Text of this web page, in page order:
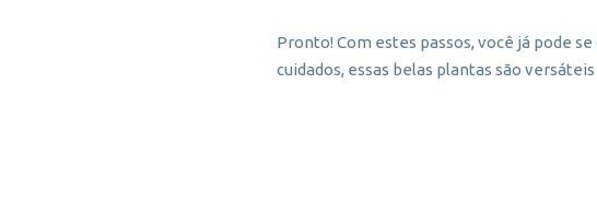
Pronto! Com estes passos, você já pode
cuidados, essas belas plantas são